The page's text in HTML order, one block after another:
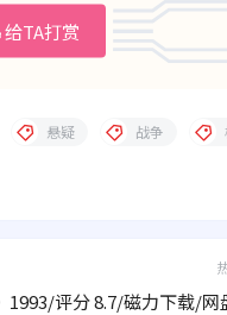
给TA打赏
悬疑 战争
1993/评分 8.7/磁力下载/网